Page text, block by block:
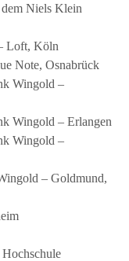
Niels Klein
Loft, Köln
Note, Osnabrück
Wingold –
Wingold – Erlangen
Wingold –
– Goldmund,